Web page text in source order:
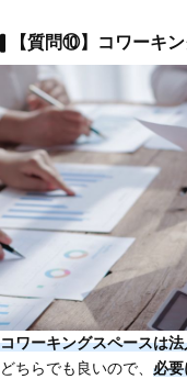
【質問⑩】コワーキ
コワーキングスペースは
どちらでも良いので、 必要